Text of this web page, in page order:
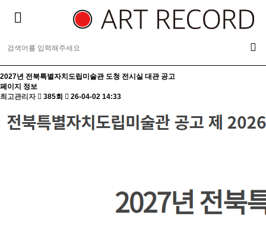
2027년 전북특별자치도립미술관 도청 전시실 대관 공고
페이지 정보
최고관리자
385회 26-04-02 14:33